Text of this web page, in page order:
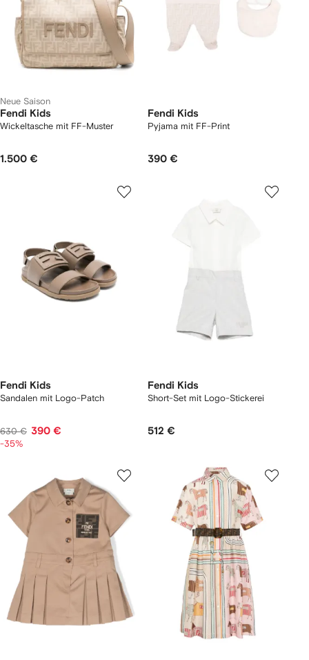
Neue Saison
Fendi Kids
Wickeltasche mit FF-Muster
1.500 €
Fendi Kids
Pyjama mit FF-Print
390 €
Fendi Kids
Sandalen mit Logo-Patch
630 € 390 €
-35%
Fendi Kids
Short-Set mit Logo-Stickerei
512 €